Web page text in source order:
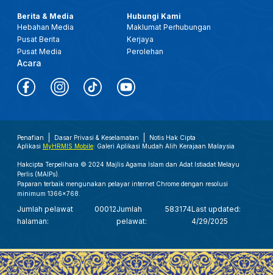
Berita & Media
Hebahan Media
Pusat Berita
Pusat Media
Acara
Hubungi Kami
Maklumat Perhubungan
Kerjaya
Perolehan
Penafian Dasar Privasi & Keselamatan
Notis Hak Cipta
Aplikasi MyHRMIS Mobile: Galeri Aplikasi Mudah Alih Kerajaan Malaysia
Hakcipta Terpelihara © 2024 Majlis Agama Islam dan Adat Istiadat Melayu
Perlis (MAIPs).
Paparan terbaik mengunakan pelayar internet Chrome dengan resolusi
minimum 1366x768.
Jumlah pelawat
halaman:
00012Jumlah
pelawat:
583174Last updated:
4/29/2025